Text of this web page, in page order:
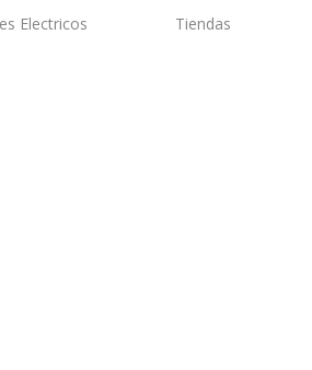
Electricos
Tiendas